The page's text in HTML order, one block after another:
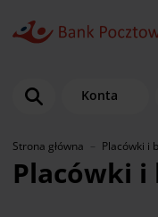
Konta
Strona główna Placówki i
Placówki